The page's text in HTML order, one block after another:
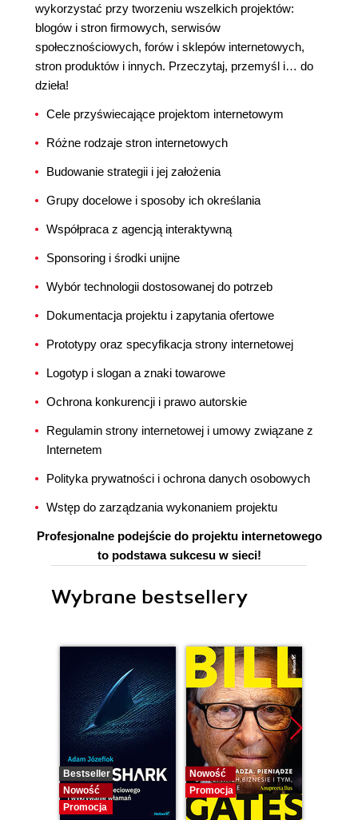
wykorzystać przy tworzeniu wszelkich projektów:
blogów i stron firmowych, serwisów
społecznościowych, forów i sklepów internetowych,
stron produktów i innych. Przeczytaj, przemyśl i… do
dzieła!
Cele przyświecające projektom internetowym
Różne rodzaje stron internetowych
Budowanie strategii i jej założenia
Grupy docelowe i sposoby ich określania
Współpraca z agencją interaktywną
Sponsoring i środki unijne
Wybór technologii dostosowanej do potrzeb
Dokumentacja projektu i zapytania ofertowe
Prototypy oraz specyfikacja strony internetowej
Logotyp i slogan a znaki towarowe
Ochrona konkurencji i prawo autorskie
Regulamin strony internetowej i umowy związane z
Internetem
Polityka prywatności i ochrona danych osobowych
Wstęp do zarządzania wykonaniem projektu
Profesjonalne podejście do projektu internetowego
to podstawa sukcesu w sieci!
Wybrane bestsellery
Bestseller
Nowość
Promocja
Nowość
Promocja